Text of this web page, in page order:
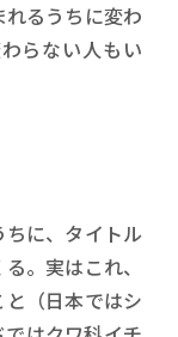
るうちに変わ
らない人もい
に、タイトル
。実はこれ、
（日本ではシ